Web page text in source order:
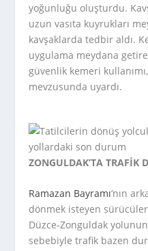
yoğunluğu oluşturdu.
uzun vasıta kuyrukları
kavşaklarda tedbir aldı.
uygulama meydana
güvenlik kemeri
mevzusunda uyardı.
ZONGULDAK’TA TRAFİK
Ramazan Bayramı‘nın
dönmek isteyen
Düzce-Zonguldak
sebebiyle trafik bazen